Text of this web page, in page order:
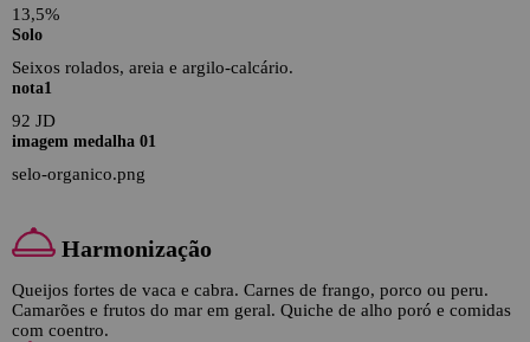
13,5%
Solo
Seixos rolados, areia e argilo-calcário.
nota1
92 JD
imagem medalha 01
selo-organico.png
Harmonização
Queijos fortes de vaca e cabra. Carnes de frango, porco ou peru.
Camarões e frutos do mar em geral. Quiche de alho poró e comidas
com coentro.